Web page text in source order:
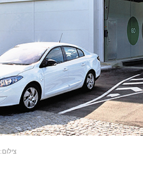
צילום: Thomas Tolstrup